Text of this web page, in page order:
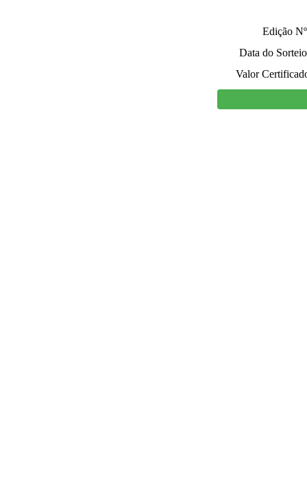
Edição
Data do
Valor